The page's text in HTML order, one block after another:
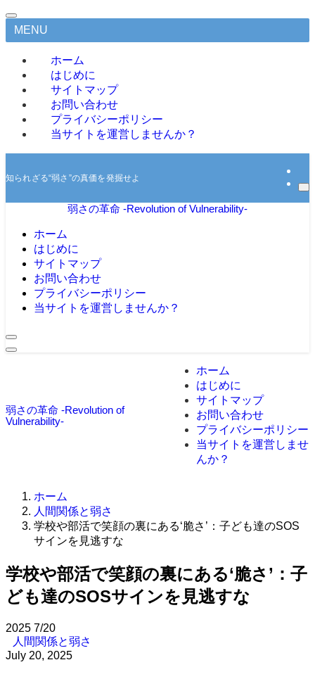
MENU
ホーム
はじめに
サイトマップ
お問い合わせ
プライバシーポリシー
当サイトを運営しませんか？
知られざる“弱さ”の真価を発掘せよ
弱さの革命 -Revolution of Vulnerability-
ホーム
はじめに
サイトマップ
お問い合わせ
プライバシーポリシー
当サイトを運営しませんか？
弱さの革命 -Revolution of
Vulnerability-
ホーム
はじめに
サイトマップ
お問い合わせ
プライバシーポリシー
当サイトを運営しませ
んか？
ホーム
人間関係と弱さ
学校や部活で笑顔の裏にある‘脆さ’：子ども達のSOS
サインを見逃すな
学校や部活で笑顔の裏にある‘脆さ’：子
ども達のSOSサインを見逃すな
2025 7/20
人間関係と弱さ
July 20, 2025